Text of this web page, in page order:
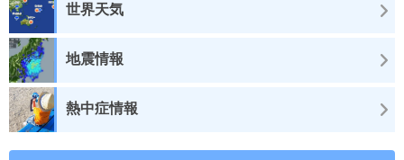
世界天気
地震情報
熱中症情報